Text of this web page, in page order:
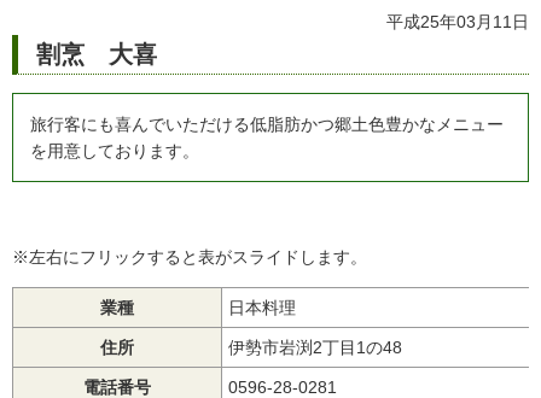
平成25年03月11日
割烹 大喜
旅行客にも喜んでいただける低脂肪かつ郷土色豊かなメニュー
を用意しております。
※左右にフリックすると表がスライドします。
業種 日本料理
住所 伊勢市岩渕2丁目1の48
電話番号 0596-28-0281